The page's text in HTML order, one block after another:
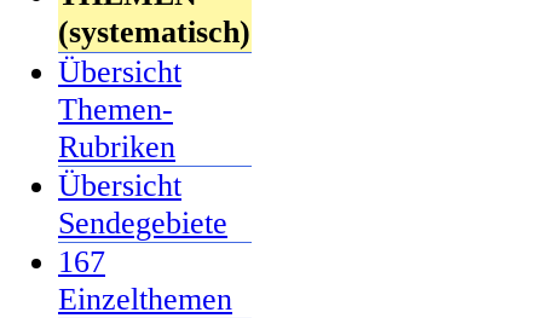
(systematisch)
Übersicht
Themen-
Rubriken
Übersicht
Sendegebiete
167
Einzelthemen